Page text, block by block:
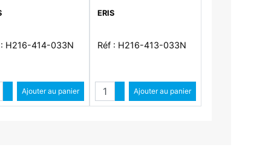
: H216-414-033N
Augmenter quantité
Diminuer quantité
Ajouter au panier
ERIS
Réf : H216-413-033N
QuantitéAugmenter quantité
Diminuer quantité
Ajouter au panier